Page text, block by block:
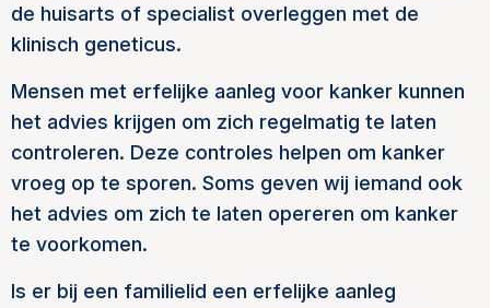
de huisarts of specialist overleggen met de
klinisch geneticus.
Mensen met erfelijke aanleg voor kanker kunnen
het advies krijgen om zich regelmatig te laten
controleren. Deze controles helpen om kanker
vroeg op te sporen. Soms geven wij iemand ook
het advies om zich te laten opereren om kanker
te voorkomen.
Is er bij een familielid een erfelijke aanleg